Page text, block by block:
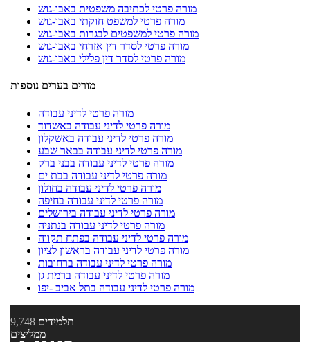
מורה פרטי לכתיבה משפטית באבו-גוש
מורה פרטי למשפט חוקתי באבו-גוש
מורה פרטי למשפטים לבגרות באבו-גוש
מורה פרטי לסדר דין אזרחי באבו-גוש
מורה פרטי לסדר דין פלילי באבו-גוש
מורים בערים נוספות
מורה פרטי לדיני עבודה
מורה פרטי לדיני עבודה באשדוד
מורה פרטי לדיני עבודה באשקלון
מורה פרטי לדיני עבודה בבאר שבע
מורה פרטי לדיני עבודה בבני ברק
מורה פרטי לדיני עבודה בבת ים
מורה פרטי לדיני עבודה בחולון
מורה פרטי לדיני עבודה בחיפה
מורה פרטי לדיני עבודה בירושלים
מורה פרטי לדיני עבודה בנתניה
מורה פרטי לדיני עבודה בפתח תקווה
מורה פרטי לדיני עבודה בראשון לציון
מורה פרטי לדיני עבודה ברחובות
מורה פרטי לדיני עבודה ברמת גן
מורה פרטי לדיני עבודה בתל אביב -יפו
9,748 תלמידים
ממליצים